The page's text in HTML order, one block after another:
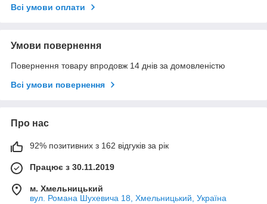
Всі умови оплати
Умови повернення
Повернення товару впродовж 14 днів за домовленістю
Всі умови повернення
Про нас
92% позитивних з 162 відгуків за рік
Працює з 30.11.2019
м. Хмельницький
вул. Романа Шухевича 18, Хмельницький, Україна